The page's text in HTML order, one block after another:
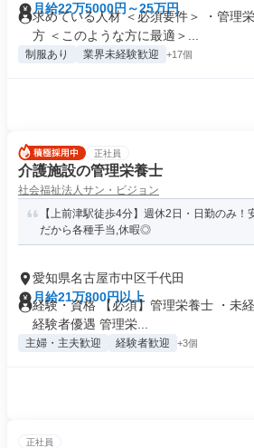
月給22万5000円～25万円
求めている人材 ＜必須要件＞ ・管理
方 ＜このような方に最適＞...
制服あり 業界未経験歓迎 +17個
正社員
介護施設の管理栄養士
社会福祉法人サン・ビジョン
【上前津駅徒歩4分】週休2日・日勤のみ！
だから各種手当,休暇◎
愛知県名古屋市中区千代田
月給21万800円以上
経験・資格 【必須】管理栄養士 ・未
経験者優遇 管理栄...
主婦・主夫歓迎 経験者歓迎 +3個
正社員